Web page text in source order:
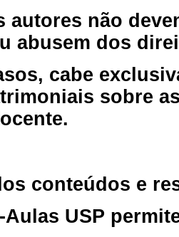
autores não
abusem dos
cabe
sobre
conteúdos e
Aulas USP